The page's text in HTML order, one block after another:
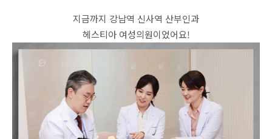
지금까지 강남역 신사역 산부인과
헤스티아 여성의원이었어요!